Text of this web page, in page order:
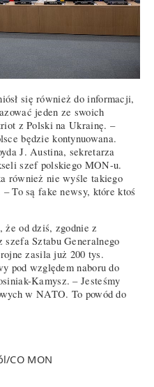
się również do informacji,
jeden ze swoich
z Polski na Ukrainę. –
będzie kontynuowana.
J. Austina, sekretarza
szef polskiego MON-u.
również nie wyśle takiego
To są fake newsy, które ktoś
że od dziś, zgodnie z
Sztabu Generalnego
zasila już 200 tys.
pod względem naboru do
Kamysz. – Jesteśmy
w NATO. To powód do
CO MON